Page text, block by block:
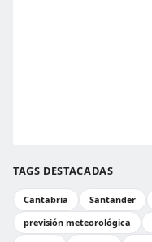
TAGS DESTACADAS
Cantabria Santander
previsión meteorológica